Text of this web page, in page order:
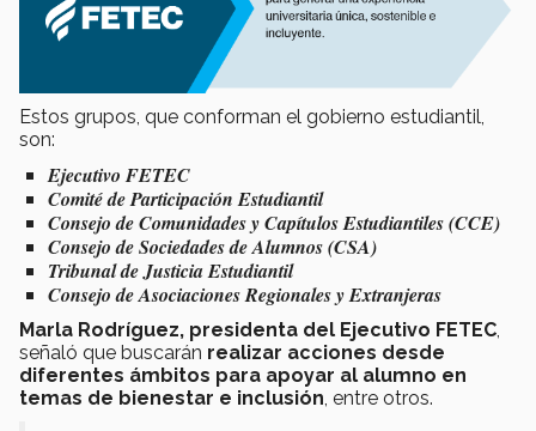
Estos grupos, que conforman el gobierno estudiantil,
son:
Ejecutivo FETEC
Comité de Participación Estudiantil
Consejo de Comunidades y Capítulos Estudiantiles (CCE)
Consejo de Sociedades de Alumnos (CSA)
Tribunal de Justicia Estudiantil
Consejo de Asociaciones Regionales y Extranjeras
Marla Rodríguez, presidenta del Ejecutivo FETEC,
señaló que buscarán realizar acciones desde
diferentes ámbitos para apoyar al alumno en
temas de bienestar e inclusión, entre otros.